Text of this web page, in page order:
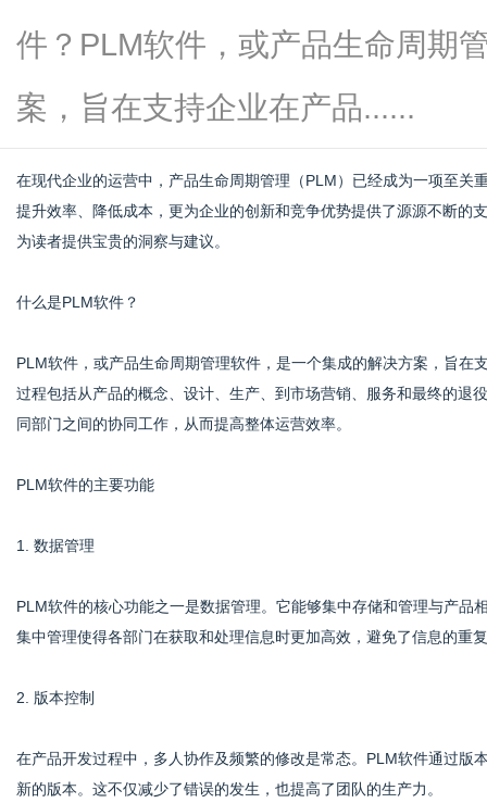
件？PLM软件，或产品生命周期
案，旨在支持企业在产品......
在现代企业的运营中，产品生命周期管理（PLM）已经成为一项至关
提升效率、降低成本，更为企业的创新和竞争优势提供了源源不断的
为读者提供宝贵的洞察与建议。
什么是PLM软件？
PLM软件，或产品生命周期管理软件，是一个集成的解决方案，旨
过程包括从产品的概念、设计、生产、到市场营销、服务和最终的退
同部门之间的协同工作，从而提高整体运营效率。
PLM软件的主要功能
1. 数据管理
PLM软件的核心功能之一是数据管理。它能够集中存储和管理与产
集中管理使得各部门在获取和处理信息时更加高效，避免了信息的重
2. 版本控制
在产品开发过程中，多人协作及频繁的修改是常态。PLM软件通过版
新的版本。这不仅减少了错误的发生，也提高了团队的生产力。